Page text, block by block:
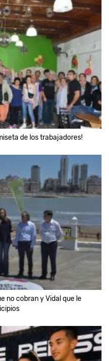
de los trabajadores!
no cobran y Vidal que le